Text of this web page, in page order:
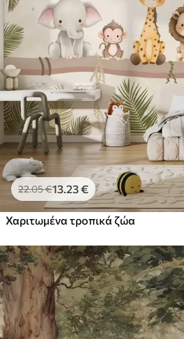
22.05€13 .23€
Χαριτωμένα τροπικά ζώα